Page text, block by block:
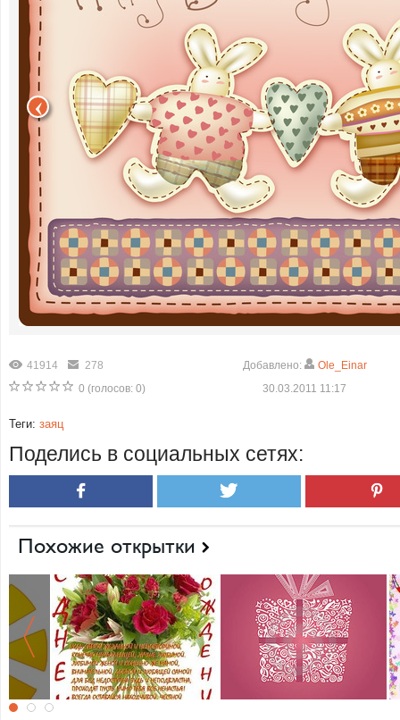
41914
278
0 (голосов: 0)
Добавлено:
Ole_Einar
30.03.2011 11:17
Теги: заяц
Поделись в социальных сетях:
Похожие открытки